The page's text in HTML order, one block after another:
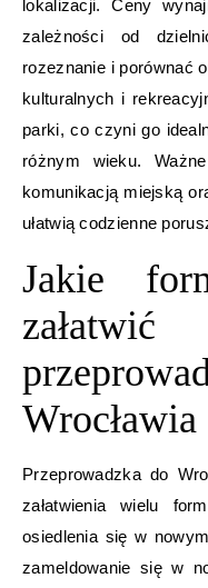
lokalizacji. Ceny
zależności od
rozeznanie i porównać
kulturalnych i
parki, co czyni go
różnym wieku.
komunikacją miejską
ułatwią codzienne
Jakie
Wrocławia
Przeprowadzka do
załatwienia wielu
osiedlenia się w
zameldowanie się w